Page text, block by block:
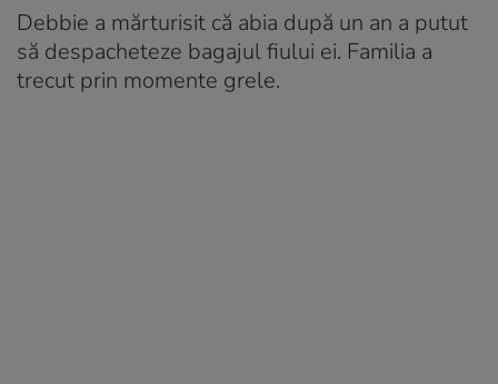
Debbie a mărturisit că abia după un an a putut
să despacheteze bagajul fiului ei. Familia a
trecut prin momente grele.